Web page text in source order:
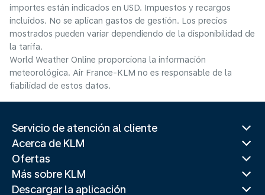
importes están indicados en USD. Impuestos y recargos
incluidos. No se aplican gastos de gestión. Los precios
mostrados pueden variar dependiendo de la disponibilidad de
la tarifa.
World Weather Online proporciona la información
meteorológica. Air France-KLM no es responsable de la
fiabilidad de estos datos.
Servicio de atención al cliente
Acerca de KLM
Ofertas
Más sobre KLM
Descargar la aplicación